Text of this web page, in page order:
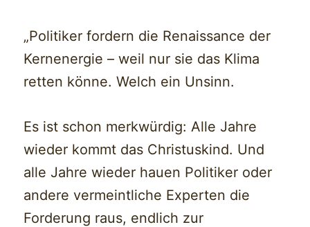
„Politiker fordern die Renaissance der
Kernenergie – weil nur sie das Klima
retten könne. Welch ein Unsinn.
Es ist schon merkwürdig: Alle Jahre
wieder kommt das Christuskind. Und
alle Jahre wieder hauen Politiker oder
andere vermeintliche Experten die
Forderung raus, endlich zur